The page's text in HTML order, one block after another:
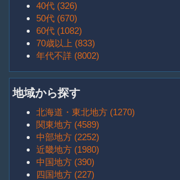
40代 (326)
50代 (670)
60代 (1082)
70歳以上 (833)
年代不詳 (8002)
地域から探す
北海道・東北地方 (1270)
関東地方 (4589)
中部地方 (2252)
近畿地方 (1980)
中国地方 (390)
四国地方 (227)